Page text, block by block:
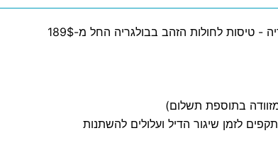
- טיסות לחולות הזהב בבולגריה החל מ-189$
בתוספת תשלום)
לזמן שיגור הדיל ועלולים להשתנות